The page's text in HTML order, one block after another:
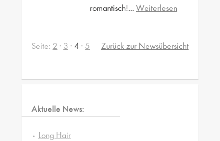
romantisch!... Weiterlesen
Seite: 2 · 3 · 4 · 5 Zurück zur Newsübersicht
Aktuelle News:
Long Hair